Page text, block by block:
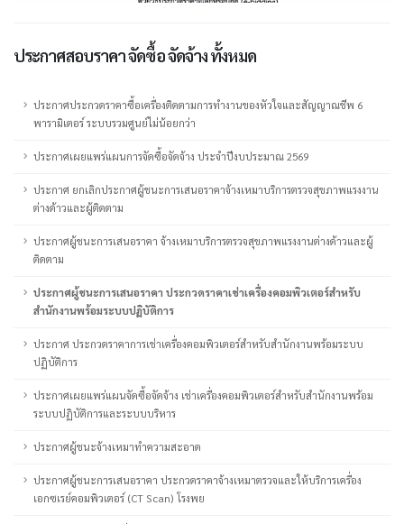
ประกาศสอบราคา จัดซื้อ จัดจ้าง ทั้งหมด
ประกาศประกวดราคาซื้อเครื่องติดตามการทำงานของหัวใจและสัญญาณชีพ 6
พารามิเตอร์ ระบบรวมศูนย์ไม่น้อยกว่า
ประกาศเผยแพร่แผนการจัดซื้อจัดจ้าง ประจำปีงบประมาณ 2569
ประกาศ ยกเลิกประกาศผู้ชนะการเสนอราคาจ้างเหมาบริการตรวจสุขภาพแรงงาน
ต่างด้าวและผู้ติดตาม
ประกาศผู้ชนะการเสนอราคา จ้างเหมาบริการตรวจสุขภาพแรงงานต่างด้าวและผู้
ติดตาม
ประกาศผู้ชนะการเสนอราคา ประกวดราคาเช่าเครื่องคอมพิวเตอร์สำหรับ
สำนักงานพร้อมระบบปฏิบัติการ
ประกาศ ประกวดราคาการเช่าเครื่องคอมพิวเตอร์สำหรับสำนักงานพร้อมระบบ
ปฏิบัติการ
ประกาศเผยแพร่แผนจัดซื้อจัดจ้าง เช่าเครื่องคอมพิวเตอร์สำหรับสำนักงานพร้อม
ระบบปฏิบัติการและระบบบริหาร
ประกาศผู้ชนะจ้างเหมาทำความสะอาด
ประกาศผู้ชนะการเสนอราคา ประกวดราคาจ้างเหมาตรวจและให้บริการเครื่อง
เอกซเรย์คอมพิวเตอร์ (CT Scan) โรงพย